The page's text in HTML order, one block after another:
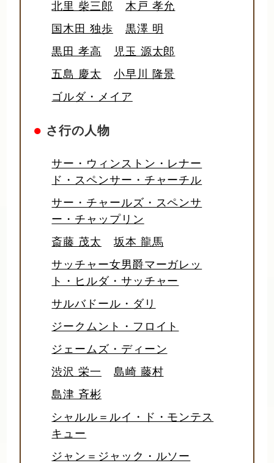
北里 柴三郎
木戸 孝允
国木田 独歩
黒澤 明
黒田 孝高
児玉 源太郎
五島 慶太
小早川 隆景
ゴルダ・メイア
● さ行の人物
サー・ウィンストン・レナー
ド・スペンサー・チャーチル
サー・チャールズ・スペンサ
ー・チャップリン
斎藤 茂太
坂本 龍馬
サッチャー女男爵マーガレッ
ト・ヒルダ・サッチャー
サルバドール・ダリ
ジークムント・フロイト
ジェームズ・ディーン
渋沢 栄一
島崎 藤村
島津 斉彬
シャルル＝ルイ・ド・モンテス
キュー
ジャン＝ジャック・ルソー